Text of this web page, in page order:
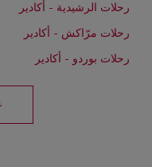
رحلات الرشيدية - أكادير
رحلات مرّاكش - أكادير
رحلات بوردو - أكادير